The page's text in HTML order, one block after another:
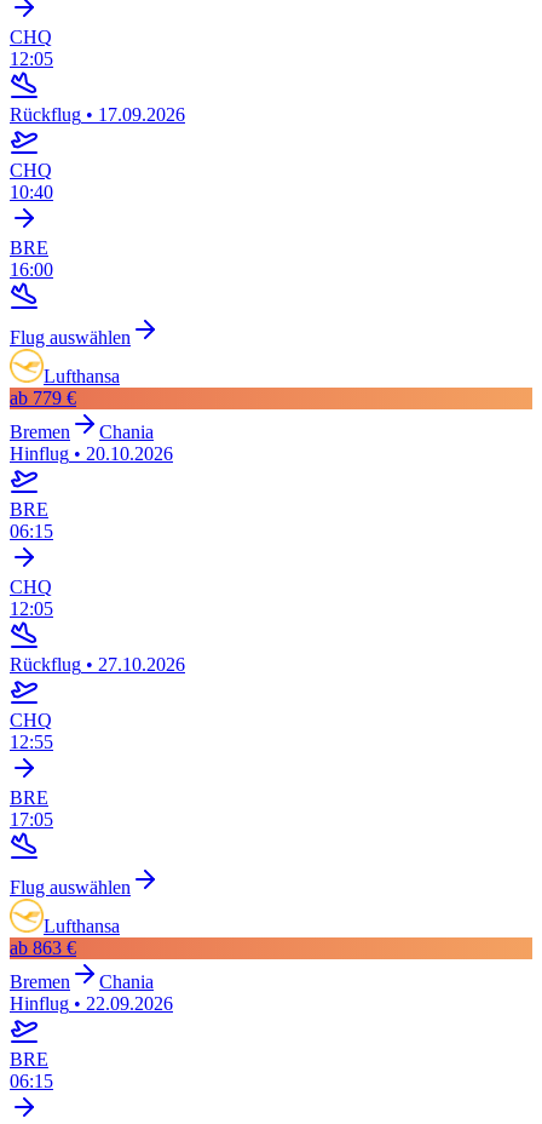
CHQ
12:05
Rückflug • 17.09.2026
CHQ
10:40
BRE
16:00
Flug auswählen
Lufthansa
ab 779 €
Bremen
Chania
Hinflug • 20.10.2026
BRE
06:15
CHQ
12:05
Rückflug • 27.10.2026
CHQ
12:55
BRE
17:05
Flug auswählen
Lufthansa
ab 863 €
Bremen
Chania
Hinflug • 22.09.2026
BRE
06:15